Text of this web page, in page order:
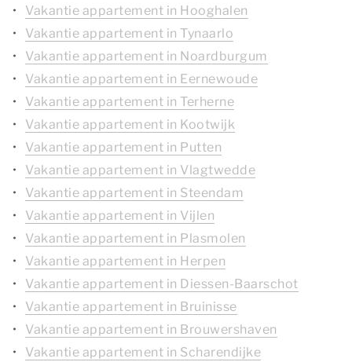
Vakantie appartement in Hooghalen
Vakantie appartement in Tynaarlo
Vakantie appartement in Noardburgum
Vakantie appartement in Eernewoude
Vakantie appartement in Terherne
Vakantie appartement in Kootwijk
Vakantie appartement in Putten
Vakantie appartement in Vlagtwedde
Vakantie appartement in Steendam
Vakantie appartement in Vijlen
Vakantie appartement in Plasmolen
Vakantie appartement in Herpen
Vakantie appartement in Diessen-Baarschot
Vakantie appartement in Bruinisse
Vakantie appartement in Brouwershaven
Vakantie appartement in Scharendijke